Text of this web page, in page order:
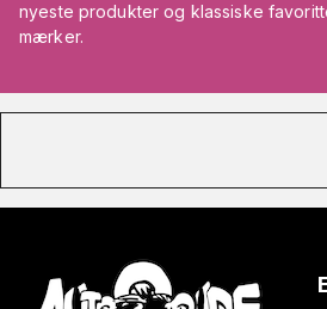
nyeste produkter og klassiske
mærker.